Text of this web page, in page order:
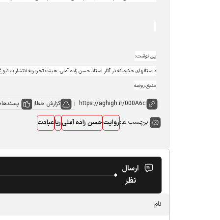
پی نوشت:
داستانهای حکیمانه در آثار استاد حسن زاده آملی، هیئت تحریریه انتشارات
منبع:روضه
گزارش خطا پسندها
برچسب ها:روایتحسن زاده آملیریاعبادت
ارسال
نظر